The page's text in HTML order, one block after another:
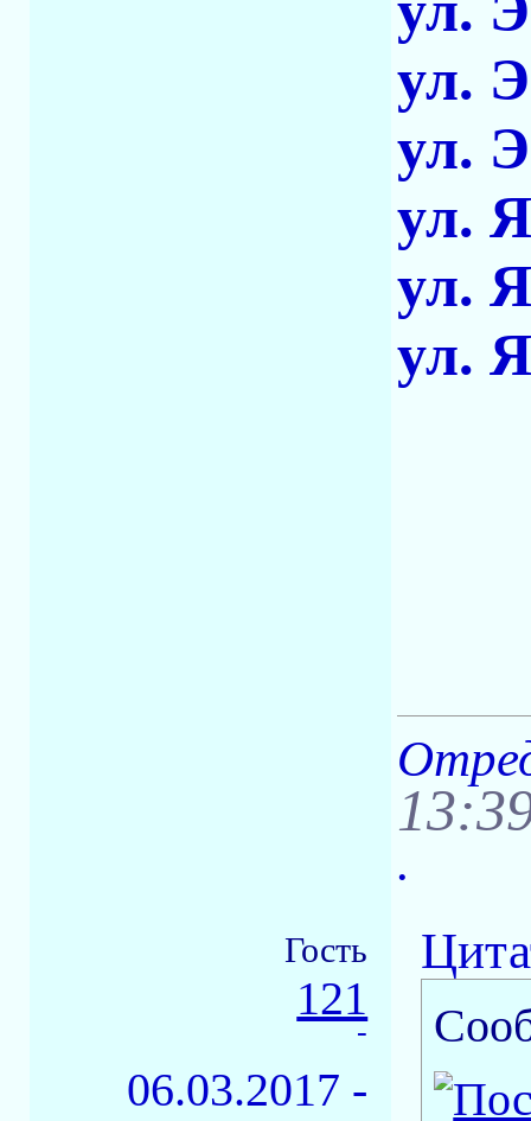
ул.
ул.
ул.
ул.
ул.
.
Гость
121
-
06.03.2017 -